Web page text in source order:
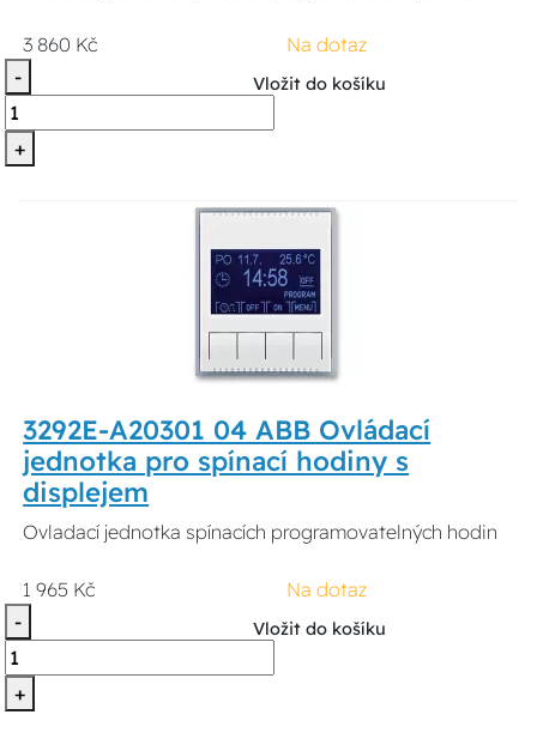
3 860 Kč
Na dotaz
-
+
Vložit do košíku
3292E-A20301 04 ABB Ovládací
jednotka pro spínací hodiny s
displejem
Ovladací jednotka spínacích programovatelných hodin
1 965 Kč
Na dotaz
-
+
Vložit do košíku